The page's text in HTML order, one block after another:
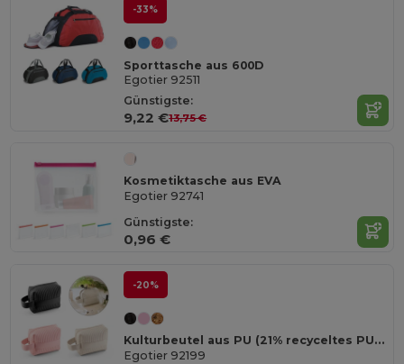
-33%
Sporttasche aus 600D
Egotier 92511
Günstigste:
9,22 €13,75 €
Kosmetiktasche aus EVA
Egotier 92741
Günstigste:
0,96 €
-20%
Kulturbeutel aus PU (21% recyceltes PU und 30% recyceltes Polyester)
Egotier 92199